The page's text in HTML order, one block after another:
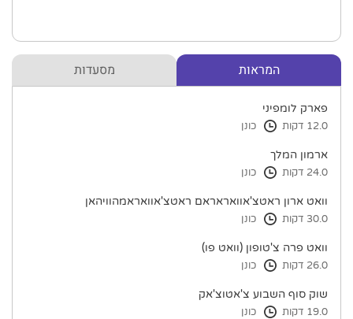
המראות מסעדות
פארק לומפיני
12.0 דקות כונן
ארמון המלך
24.0 דקות כונן
וואט ארון ראטצ'אוואראראם ראטצ'אוואראמהוויהאן
30.0 דקות כונן
וואט פרה צ'טופון (וואט פו)
26.0 דקות כונן
שוק סוף השבוע צ'אטוצ'אק
19.0 דקות כונן